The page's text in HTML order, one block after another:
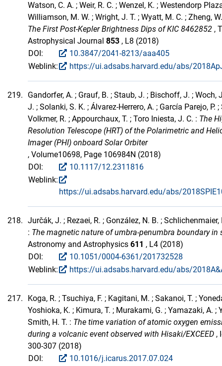
Watson, C. A. ; Weir, R. C. ; Wenzel, K. ; Westendorp
Williamson, M. W. ; Wright, J. T. ; Wyatt, M. C. ; Zheng,
The First Post-Kepler Brightness Dips of KIC 8462852 ,
Astrophysical Journal 853 , L8 (2018)
DOI:
10.3847/2041-8213/aaa405
Weblink:
https://ui.adsabs.harvard.edu/abs/
219.
Gandorfer, A. ; Grauf, B. ; Staub, J. ; Bischoff, J. ; Woch,
J. ; Solanki, S. K. ; Álvarez-Herrero, A. ; García Parejo, P.
Volkmer, R. ; Appourchaux, T. ; Toro Iniesta, J. C. : The
Resolution Telescope (HRT) of the Polarimetric and
Imager (PHI) onboard Solar Orbiter
, Volume10698, Page 106984N (2018)
DOI:
10.1117/12.2311816
Weblink:
https://ui.adsabs.harvard.edu/abs/
218. Jurčák, J. ; Rezaei, R. ; González, N. B. ; Schlichenmaier,
: The magnetic nature of umbra-penumbra boundary in
Astronomy and Astrophysics 611 , L4 (2018)
DOI:
10.1051/0004-6361/201732528
Weblink:
https://ui.adsabs.harvard.edu/abs/
217.
Koga, R. ; Tsuchiya, F. ; Kagitani, M. ; Sakanoi, T. ;
Yoshioka, K. ; Kimura, T. ; Murakami, G. ; Yamazaki, A. ;
Smith, H. T. : The time variation of atomic oxygen
during a volcanic event observed with Hisaki/EXCEED ,
300-307 (2018)
DOI:
10.1016/j.icarus.2017.07.024